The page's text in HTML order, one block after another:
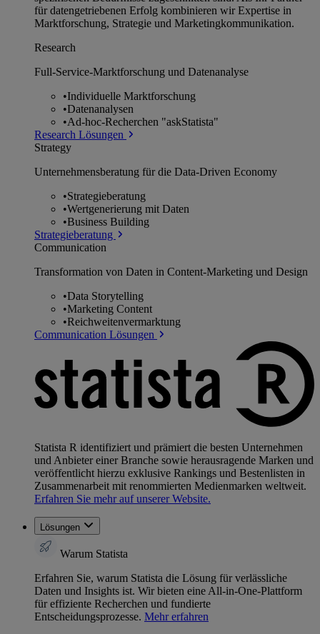
für datengetriebenen Erfolg kombinieren wir Expertise in
Marktforschung, Strategie und Marketingkommunikation.
Research
Full-Service-Marktforschung und Datenanalyse
•Individuelle Marktforschung
•Datenanalysen
•Ad-hoc-Recherchen "askStatista"
Research Lösungen
Strategy
Unternehmens­beratung für die Data-Driven Economy
•Strategieberatung
•Wertgenerierung mit Daten
•Business Building
Strategieberatung
Communication
Transformation von Daten in Content-Marketing und Design
•Data Storytelling
•Marketing Content
•Reichweitenvermarktung
Communication Lösungen
Statista R identifiziert und prämiert die besten Unternehmen
und Anbieter einer Branche sowie herausragende Marken und
veröffentlicht hierzu exklusive Rankings und Bestenlisten in
Zusammenarbeit mit renommierten Medienmarken weltweit.
Erfahren Sie mehr auf unserer Website.
Lösungen
Warum Statista
Erfahren Sie, warum Statista die Lösung für verlässliche
Daten und Insights ist. Wir bieten eine All-in-One-Plattform
für effiziente Recherchen und fundierte
Entscheidungsprozesse. Mehr erfahren